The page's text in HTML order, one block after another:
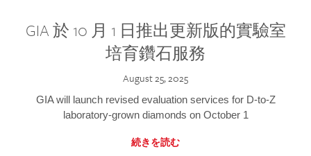
GIA 於 10 月 1 日推出更新版的實驗室
培育鑽石服務
August 25, 2025
GIA will launch revised evaluation services for D-to-Z
laboratory-grown diamonds on October 1
続きを読む